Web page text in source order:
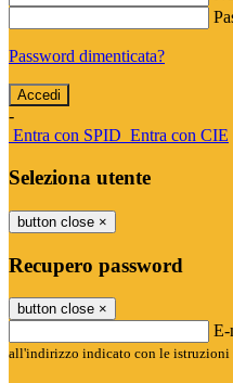
Password dimenticata?
-
Entra con SPID Entra con CIE
Seleziona utente
button close ×
Recupero password
button close ×
E-
all'indirizzo indicato con le istruzioni